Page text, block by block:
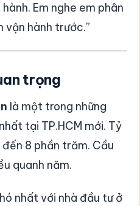
Em nghe em phân
hành trước.”
trọng
là một trong những
tại TP.HCM mới. Tỷ
8 phần trăm. Cầu
quanh năm.
nhất với nhà đầu tư ở